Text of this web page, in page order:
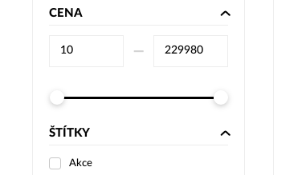
CENA
–⁠
ŠTÍTKY
Akce